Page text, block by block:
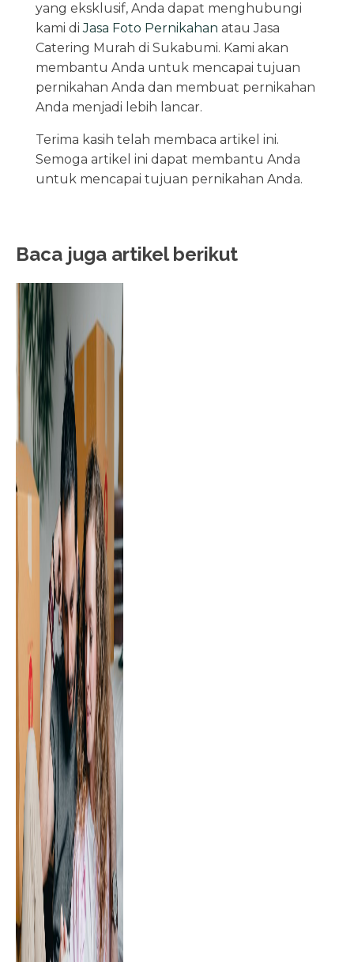
yang eksklusif, Anda dapat menghubungi
kami diJasa Foto Pernikahan atau Jasa
Catering Murah di Sukabumi. Kami akan
membantu Anda untuk mencapai tujuan
pernikahan Anda dan membuat pernikahan
Anda menjadi lebih lancar.
Terima kasih telah membaca artikel ini.
Semoga artikel ini dapat membantu Anda
untuk mencapai tujuan pernikahan Anda.
Baca juga artikel berikut